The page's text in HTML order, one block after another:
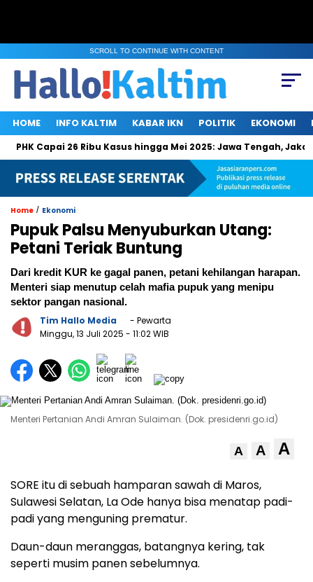
SCROLL TO CONTINUE WITH CONTENT
HOME INFO KALTIM KABAR IKN POLITIK EKONOMI
Capai 26 Ribu Kasus hingga Mei 2025: Jawa Tengah, Jakarta,
Home / Ekonomi
Pupuk Palsu Menyuburkan Utang:
Petani Teriak Buntung
Dari kredit KUR ke gagal panen, petani kehilangan harapan.
Menteri siap menutup celah mafia pupuk yang menipu
sektor pangan nasional.
Tim Hallo Media
- Pewarta
Minggu, 13 Juli 2025 - 11:02 WIB
Menteri Pertanian Andi Amran Sulaiman. (Dok. presidenri.go.id)
A A A
SORE itu di sebuah hamparan sawah di Maros,
Sulawesi Selatan, La Ode hanya bisa menatap padi-
padi yang menguning prematur.
Daun-daun meranggas, batangnya kering, tak
seperti musim panen sebelumnya.